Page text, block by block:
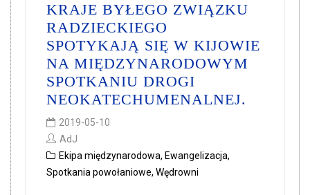
KRAJE BYŁEGO ZWIĄZKU
RADZIECKIEGO
SPOTYKAJĄ SIĘ W KIJOWIE
NA MIĘDZYNARODOWYM
SPOTKANIU DROGI
NEOKATECHUMENALNEJ.
2019-05-10
AdJ
Ekipa międzynarodowa, Ewangelizacja,
Spotkania powołaniowe, Wędrowni